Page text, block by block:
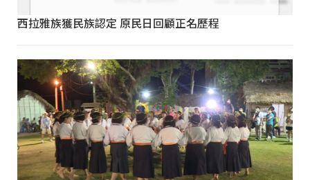
西拉雅族獲民族認定 原民日回顧正名歷程